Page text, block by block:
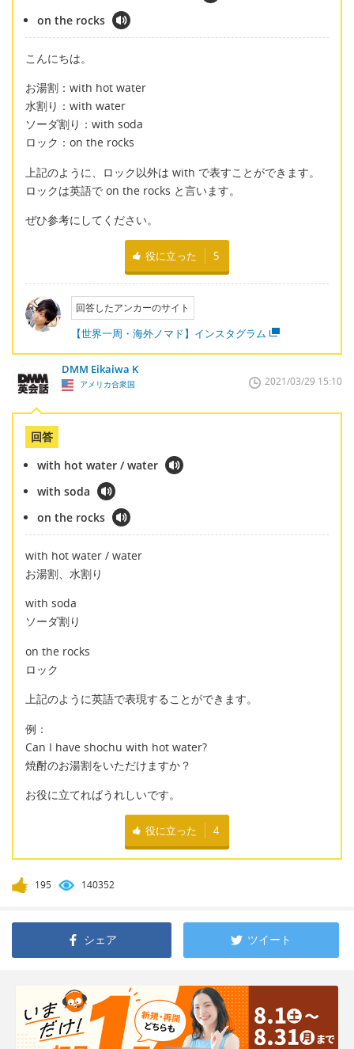
on the rocks
こんにちは。
お湯割：with hot water
水割り：with water
ソーダ割り：with soda
ロック：on the rocks
上記のように、ロック以外は with で表すことができます。
ロックは英語で on the rocks と言います。
ぜひ参考にしてください。
役に立った 5
回答したアンカーのサイト
【世界一周・海外ノマド】インスタグラム
DMM Eikaiwa K
アメリカ合衆国 2021/03/29 15:10
回答
with hot water / water
with soda
on the rocks
with hot water / water
お湯割、水割り
with soda
ソーダ割り
on the rocks
ロック
上記のように英語で表現することができます。
例：
Can I have shochu with hot water?
焼酎のお湯割をいただけますか？
お役に立てればうれしいです。
役に立った 4
195 140352
シェア ツイート